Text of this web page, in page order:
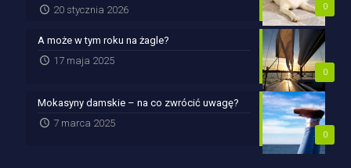
0
20 stycznia 2026
0
A może w tym roku na żagle?
17 maja 2025
0
Mokasyny damskie – na co zwrócić uwagę?
7 marca 2025